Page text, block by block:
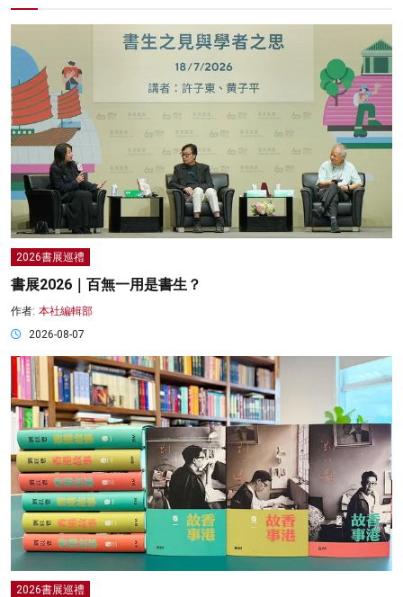
2026書展巡禮
書展2026｜百無一用是書生？
作者: 本社編輯部
2026-08-07
2026書展巡禮